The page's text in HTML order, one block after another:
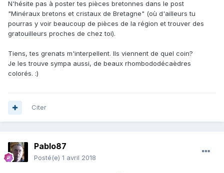
N'hésite pas à poster tes pièces bretonnes dans le post
"Minéraux bretons et cristaux de Bretagne" (où d'ailleurs tu
pourras y voir beaucoup de pièces de la région et trouver des
gratouilleurs proches de chez toi).
Tiens, tes grenats m'interpellent. Ils viennent de quel coin?
Je les trouve sympa aussi, de beaux rhombododécaèdres
colorés. :)
Citer
Pablo87
Posté(e) 1 avril 2018